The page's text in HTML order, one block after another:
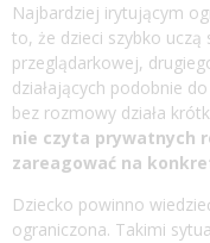
Najbardziej irytującym
to, że dzieci szybko
przeglądarkowej,
działających podobnie
bez rozmowy działa
nie czyta prywatnych
zareagować na
Dziecko powinno
ograniczona. Takimi